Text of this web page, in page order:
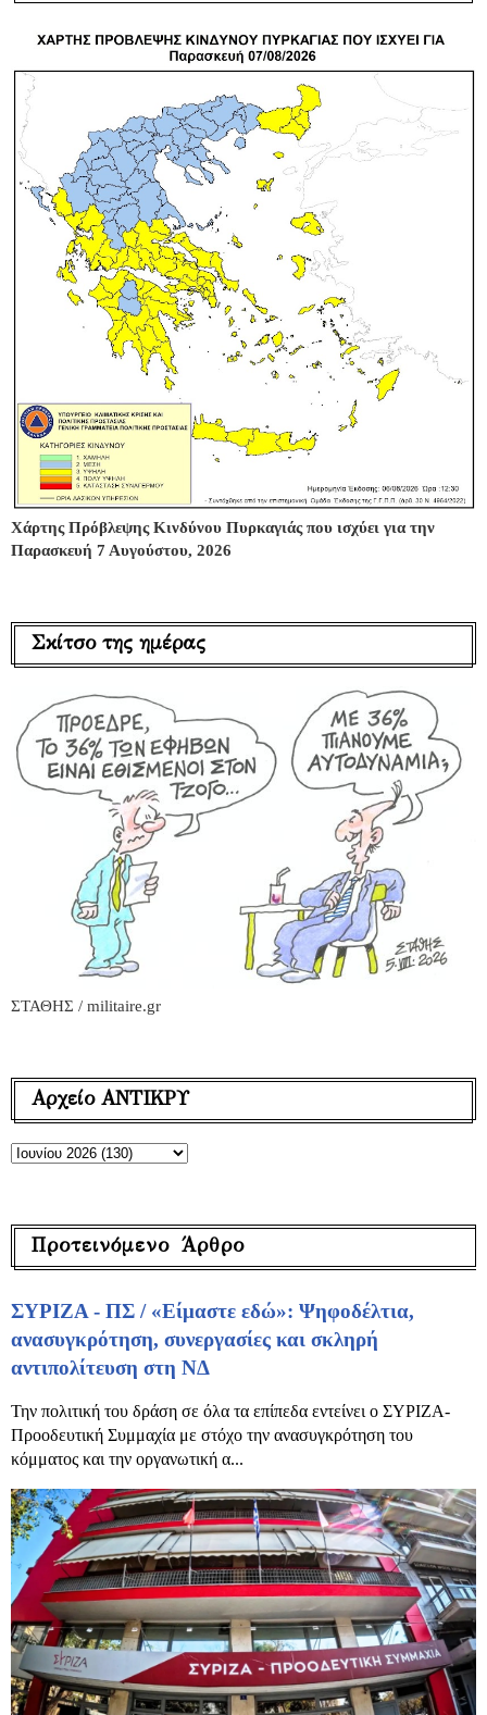
Χάρτης Πρόβλεψης Κινδύνου Πυρκαγιάς που ισχύει για την
Παρασκευή 7 Αυγούστου, 2026
Σκίτσο της ημέρας
ΣΤΑΘΗΣ / militaire.gr
Αρχείο ΑΝΤΙΚΡΥ
Προτεινόμενο Άρθρο
ΣΥΡΙΖΑ - ΠΣ / «Είμαστε εδώ»: Ψηφοδέλτια,
ανασυγκρότηση, συνεργασίες και σκληρή
αντιπολίτευση στη ΝΔ
Την πολιτική του δράση σε όλα τα επίπεδα εντείνει ο ΣΥΡΙΖΑ-
Προοδευτική Συμμαχία με στόχο την ανασυγκρότηση του
κόμματος και την οργανωτική α...